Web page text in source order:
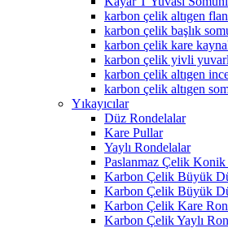
karbon çelik altıgen
karbon çelik başlık
karbon çelik kare
karbon çelik yivli
karbon çelik altıgen
karbon çelik altıgen
Yıkayıcılar
Düz Rondelalar
Kare Pullar
Yaylı Rondelalar
Paslanmaz Çelik Konik
Karbon Çelik Büyük
Karbon Çelik Büyük
Karbon Çelik Kare
Karbon Çelik Yaylı